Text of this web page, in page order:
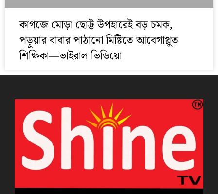
কাগজে মোড়া ছোট্ট উপহারেই বড় চমক,
পড়ুয়ার বাবার পাঠানো মিষ্টিতে আবেগাপ্লুত
শিক্ষিকা—ভাইরাল ভিডিয়ো